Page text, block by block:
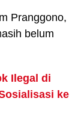
Pranggono,
belum
Ilegal di
ke